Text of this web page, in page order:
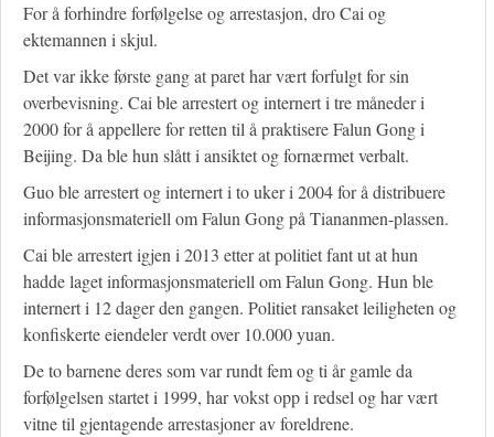
For å forhindre forfølgelse og arrestasjon, dro Cai og
ektemannen i skjul.
Det var ikke første gang at paret har vært forfulgt for sin
overbevisning. Cai ble arrestert og internert i tre måneder i
2000 for å appellere for retten til å praktisere Falun Gong i
Beijing. Da ble hun slått i ansiktet og fornærmet verbalt.
Guo ble arrestert og internert i to uker i 2004 for å distribuere
informasjonsmateriell om Falun Gong på Tiananmen-plassen.
Cai ble arrestert igjen i 2013 etter at politiet fant ut at hun
hadde laget informasjonsmateriell om Falun Gong. Hun ble
internert i 12 dager den gangen. Politiet ransaket leiligheten og
konfiskerte eiendeler verdt over 10.000 yuan.
De to barnene deres som var rundt fem og ti år gamle da
forfølgelsen startet i 1999, har vokst opp i redsel og har vært
vitne til gjentagende arrestasjoner av foreldrene.